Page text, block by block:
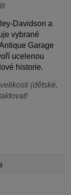
Davidson a
vybrané
Garage
ucelenou
historie.
(dětské,